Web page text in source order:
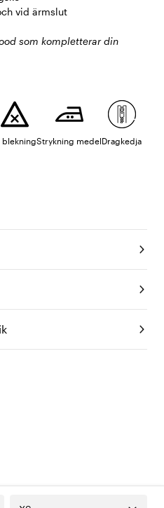
vid ärmslut
som kompletterar din
blekningStrykning medelDragkedja